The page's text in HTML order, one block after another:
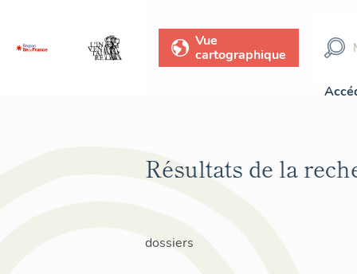
Vue
cartographique
Résultats de la
dossiers